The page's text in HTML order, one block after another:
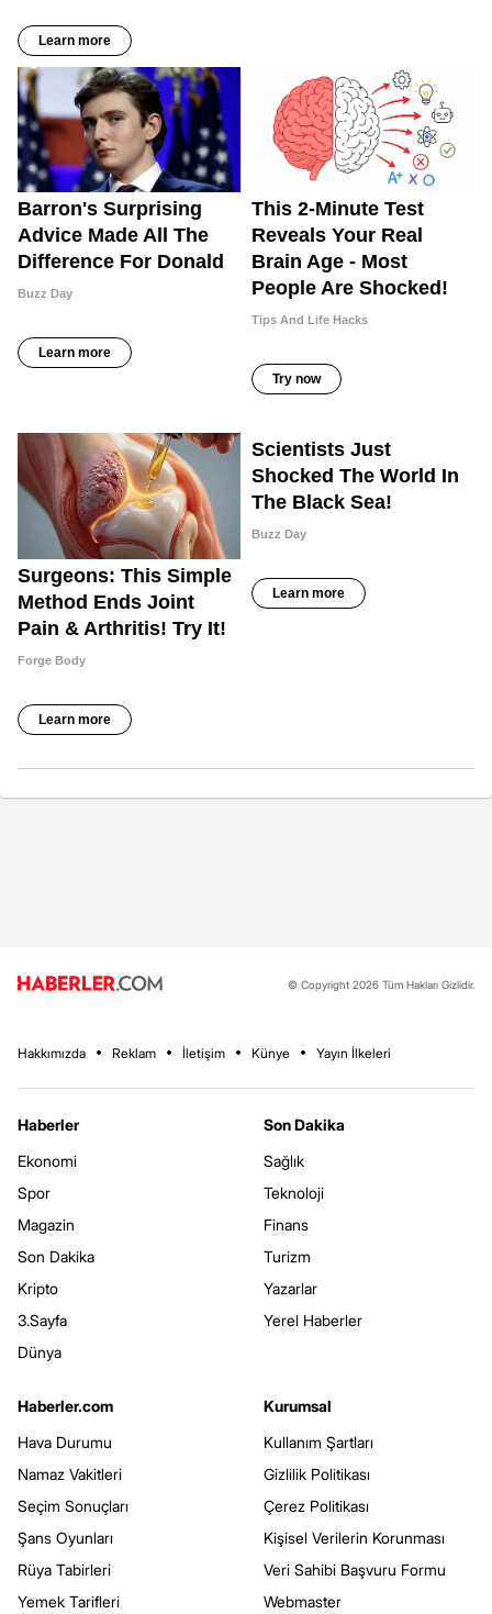
© Copyright 2026 Tüm Hakları Gizlidir.
Hakkımızda Reklam İletişim Künye Yayın İlkeleri
Haberler
Ekonomi
Spor
Magazin
Son Dakika
Kripto
3.Sayfa
Dünya
Son Dakika
Sağlık
Teknoloji
Finans
Turizm
Yazarlar
Yerel Haberler
Haberler.com
Hava Durumu
Namaz Vakitleri
Seçim Sonuçları
Şans Oyunları
Rüya Tabirleri
Yemek Tarifleri
Kurumsal
Kullanım Şartları
Gizlilik Politikası
Çerez Politikası
Kişisel Verilerin Korunması
Veri Sahibi Başvuru Formu
Webmaster